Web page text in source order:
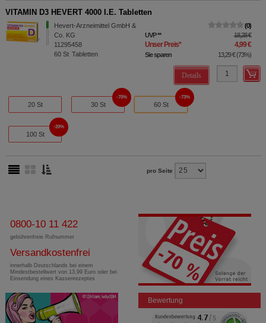
VITAMIN D3 HEVERT 4000 I.E. Tabletten
Hevert-Arzneimittel GmbH &
Co. KG
11295458
60 St Tabletten
0
UVP** 18,28 €
Unser Preis* 4,99 €
Sie sparen 13,29 €(73%)
Details
20 St 30 St
70%
60 St
73%
100 St
20%
pro Seite
0800-10 11 422
gebührenfreie Rufnummer
Versandkostenfrei
innerhalb Deutschlands bei einem
Mindestbestellwert von 13,99 Euro oder bei
Einsendung eines Kassenrezeptes
Bewertung